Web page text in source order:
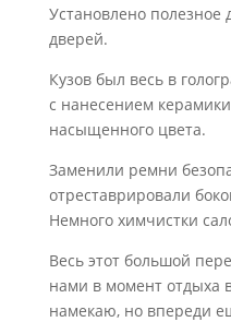
Установлено
дверей.
Кузов был весь в
с нанесением
насыщенного цвета.
Заменили ремни
отреставрировали
Немного химчистки
Весь этот большой
нами в момент отдыха
намекаю, но впереди